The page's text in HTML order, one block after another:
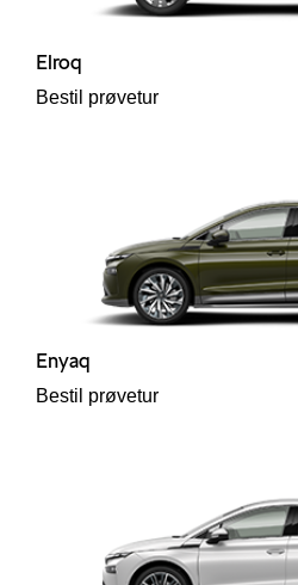
Elroq
Bestil prøvetur
Enyaq
Bestil prøvetur